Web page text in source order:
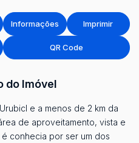
Informações Imprimir
QR Code
do Imóvel
e a menos de 2 km da
de aproveitamento, vista e
conhecia por ser um dos